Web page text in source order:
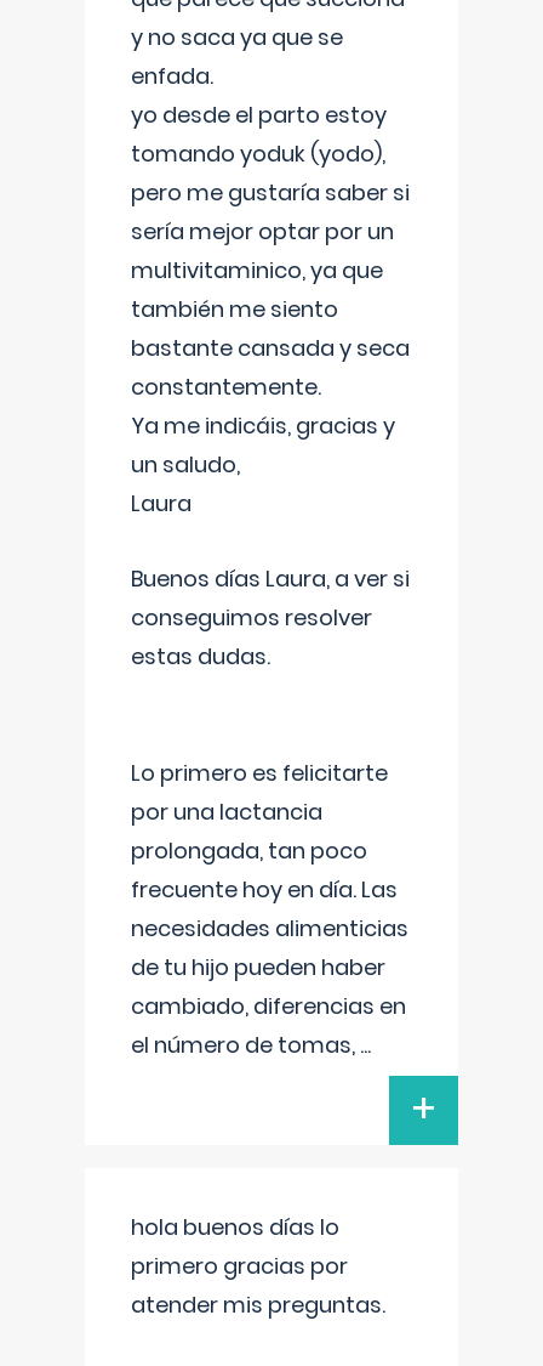
y no saca ya que se
enfada.
yo desde el parto estoy
tomando yoduk (yodo),
pero me gustaría saber si
sería mejor optar por un
multivitaminico, ya que
también me siento
bastante cansada y seca
constantemente.
Ya me indicáis, gracias y
un saludo,
Laura
Buenos días Laura, a ver si
conseguimos resolver
estas dudas.
Lo primero es felicitarte
por una lactancia
prolongada, tan poco
frecuente hoy en día. Las
necesidades alimenticias
de tu hijo pueden haber
cambiado, diferencias en
el número de tomas, ...
+
hola buenos días lo
primero gracias por
atender mis preguntas.